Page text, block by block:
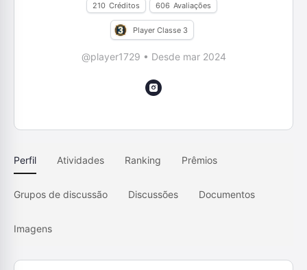
210 Créditos 606 Avaliações
Player Classe 3
@player1729 • Desde mar 2024
Perfil Atividades Ranking Prêmios
Grupos de discussão Discussões Documentos
Imagens